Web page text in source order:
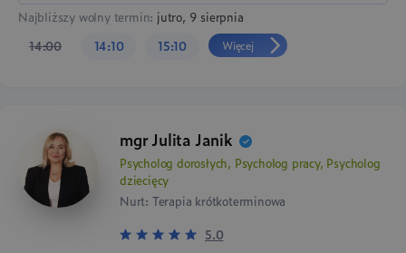
Najbliższy wolny termin: jutro, 9 sierpnia
14:00
14:10 15:10 Więcej
mgr Julita Janik
Psycholog dorosłych, Psycholog pracy, Psycholog
dziecięcy
Nurt: Terapia krótkoterminowa
5.0